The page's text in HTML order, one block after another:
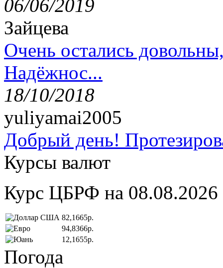
06/06/2019
Зайцева
Очень остались
Надёжнос...
18/10/2018
yuliyamai2005
Добрый день!
Курсы валют
Курс ЦБРФ на 08.08.2026
82,1665р.
94,8366р.
12,1655р.
Погода